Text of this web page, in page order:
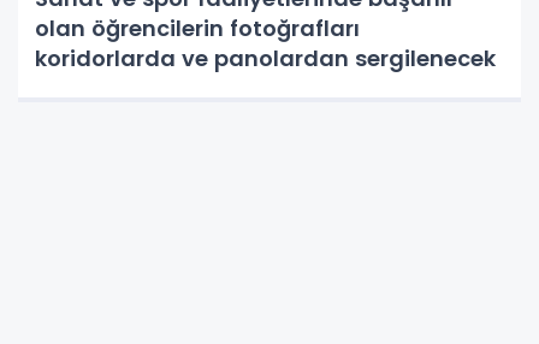
olan öğrencilerin fotoğrafları
koridorlarda ve panolardan sergilenecek